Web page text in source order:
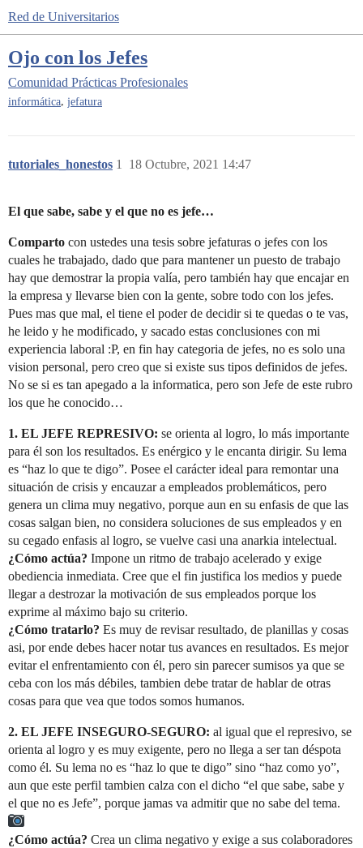
Red de Universitarios
Ojo con los Jefes
Comunidad Prácticas Profesionales
informática, jefatura
tutoriales_honestos 18 Octubre, 2021 14:47
1
El que sabe, sabe y el que no es jefe…
Comparto con ustedes una tesis sobre jefaturas o jefes con los
cuales he trabajado, dado que para mantener un puesto de trabajo
hay que demostrar la propia valía, pero también hay que encajar en
la empresa y llevarse bien con la gente, sobre todo con los jefes.
Pues mas que mal, el tiene el poder de decidir si te quedas o te vas,
he leido y he modificado, y sacado estas conclusiones con mi
experiencia laboral :P, en fin hay categoria de jefes, no es solo una
vision personal, pero creo que si existe sus tipos definidos de jefes.
No se si es tan apegado a la informatica, pero son Jefe de este rubro
los que he conocido…
1. EL JEFE REPRESIVO: se orienta al logro, lo más importante
para él son los resultados. Es enérgico y le encanta dirigir. Su lema
es “haz lo que te digo”. Posee el carácter ideal para remontar una
situación de crisis y encauzar a empleados problemáticos, pero
genera un clima muy negativo, porque aun en su enfasis de que las
cosas salgan bien, no considera soluciones de sus empleados y en
su cegado enfasis al logro, se vuelve casi una anarkia intelectual.
¿Cómo actúa? Impone un ritmo de trabajo acelerado y exige
obediencia inmediata. Cree que el fin justifica los medios y puede
llegar a destrozar la motivación de sus empleados porque los
exprime al máximo bajo su criterio.
¿Cómo tratarlo? Es muy de revisar resultado, de planillas y cosas
asi, por ende debes hacer notar tus avances en resultados. Es mejor
evitar el enfrentamiento con él, pero sin parecer sumisos ya que se
ceba con los más débiles, tambien debe tratar de hablar de otras
cosas para que vea que todos somos humanos.
2. EL JEFE INSEGURO-SEGURO: al igual que el represivo, se
orienta al logro y es muy exigente, pero no llega a ser tan déspota
como él. Su lema no es “haz lo que te digo” sino “haz como yo”,
aun que este perfil tambien calza con el dicho “el que sabe, sabe y
el que no es Jefe”, porque jamas va admitir que no sabe del tema.
¿Cómo actúa? Crea un clima negativo y exige a sus colaboradores